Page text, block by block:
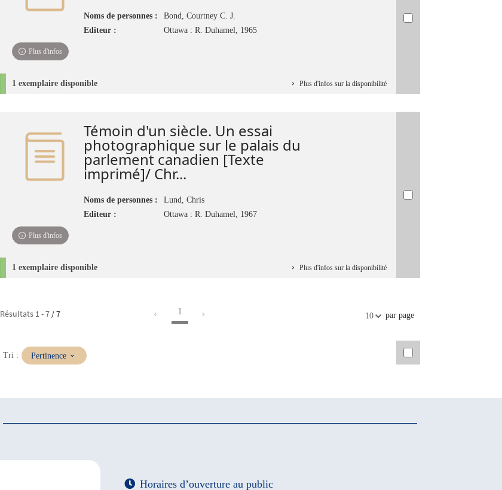
Noms de personnes :
Bond, Courtney C. J.
Editeur :
Ottawa : R. Duhamel, 1965
Plus d'infos
1 exemplaire disponible Plus d'infos sur la disponibilité
Témoin d'un siècle. Un essai
photographique sur le palais du
parlement canadien [Texte
imprimé]/ Chr...
Noms de personnes :
Lund, Chris
Editeur :
Ottawa : R. Duhamel, 1967
Plus d'infos
1 exemplaire disponible Plus d'infos sur la disponibilité
Résultats 1 -7 / 7 1 10 par page
Tri :(MisePertinence
Horaires d’ouverture au public